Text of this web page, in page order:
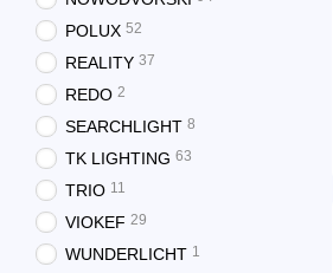
POLUX 52
REALITY 37
REDO 2
SEARCHLIGHT 8
TK LIGHTING 63
TRIO 11
VIOKEF 29
WUNDERLICHT 1